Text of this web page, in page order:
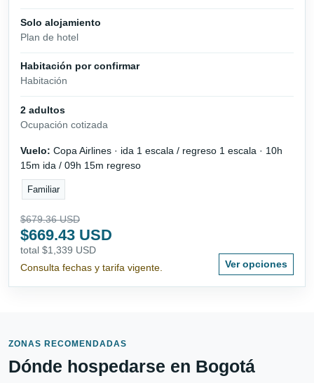
Solo alojamiento
Plan de hotel
Habitación por confirmar
Habitación
2 adultos
Ocupación cotizada
Vuelo: Copa Airlines · ida 1 escala / regreso 1 escala · 10h
15m ida / 09h 15m regreso
Familiar
$679.36 USD
$669.43 USD
total $1,339 USD
Consulta fechas y tarifa vigente.
Ver opciones
ZONAS RECOMENDADAS
Dónde hospedarse en Bogotá